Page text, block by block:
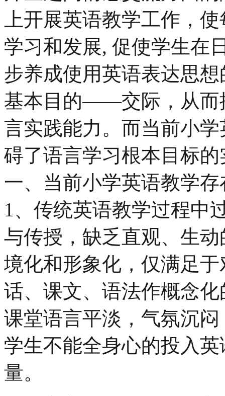
上开展英语教学工作，
学习和发展, 促使学生在
步养成使用英语表达思
基本目的——交际，从而
言实践能力。而当前小
碍了语言学习根本目标的
一、当前小学英语教学
1、传统英语教学过程中
与传授，缺乏直观、生
境化和形象化，仅满足
话、课文、语法作概念
课堂语言平淡，气氛沉
学生不能全身心的投入
量。